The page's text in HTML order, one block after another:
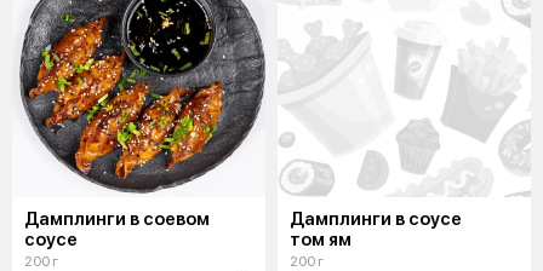
Дамплинги в соевом
соусе
200 г
Дамплинги в соусе
том ям
200 г